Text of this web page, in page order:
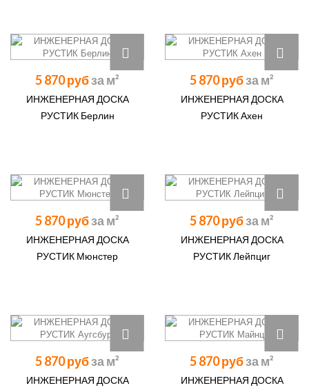
5 870 руб
ИНЖЕНЕРНАЯ ДОСКА
РУСТИК Берлин
5 870 руб
ИНЖЕНЕРНАЯ ДОСКА
РУСТИК Ахен
5 870 руб
ИНЖЕНЕРНАЯ ДОСКА
РУСТИК Мюнстер
5 870 руб
ИНЖЕНЕРНАЯ ДОСКА
РУСТИК Лейпциг
5 870 руб
ИНЖЕНЕРНАЯ ДОСКА
5 870 руб
ИНЖЕНЕРНАЯ ДОСКА